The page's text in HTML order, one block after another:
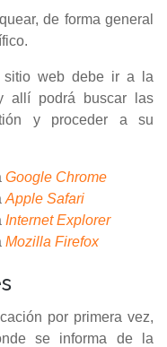
de forma general
sitio web debe ir a la
allí podrá buscar las
y proceder a su
Google Chrome
Apple Safari
Internet Explorer
Mozilla Firefox
por primera vez,
se informa de la